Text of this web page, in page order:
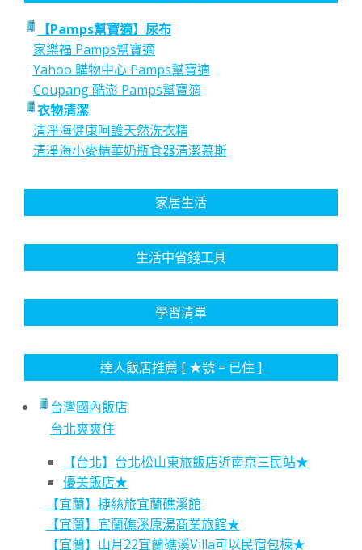
【Pamps幫寶適】尿布
家樂福 Pamps幫寶適
Yahoo 購物中心 Pamps幫寶適
Coupang 酷澎 Pamps幫寶適
衣物清潔
清淨海健康呵護天然洗衣精
清淨海小麥精華奶瓶食器清潔慕斯
家居生活
生活中省錢工具
學習清單
達人飯店推薦 [ ★號 = 已住 ]
台灣國內飯店
台北爽爽住
【台北】台北松山東旅飯店近南京三民站★
優美飯店★
【宜蘭】捷絲旅宜蘭礁溪館
【宜蘭】宜蘭礁溪原湯商業旅館★
【宜蘭】山月22宜蘭礁溪Villa可以民宿包棟★